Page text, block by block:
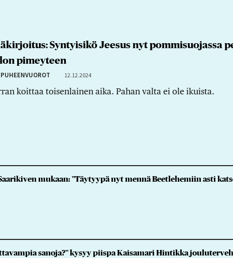
Syntyisikö Jeesus nyt pommisuojassa
pimeyteen
PUHEENVUOROT 12.12.2024
koittaa toisenlainen aika. Pahan valta ei ole ikuista.
mukaan: ”Täytyypä nyt mennä Beetlehemiin asti
sanoja?” kysyy piispa Kaisamari Hintikka